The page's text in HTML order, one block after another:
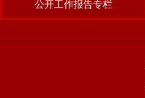
公开工作报告专栏